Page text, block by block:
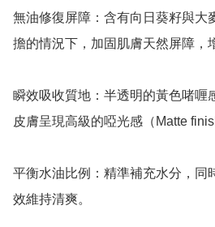
無油修復屏障：含有向日葵籽與大
擔的情況下，加固肌膚天然屏障，
瞬效吸收質地：半透明的黃色啫喱
皮膚呈現高級的啞光感（Matte
平衡水油比例：精準補充水分，同
效維持清爽。